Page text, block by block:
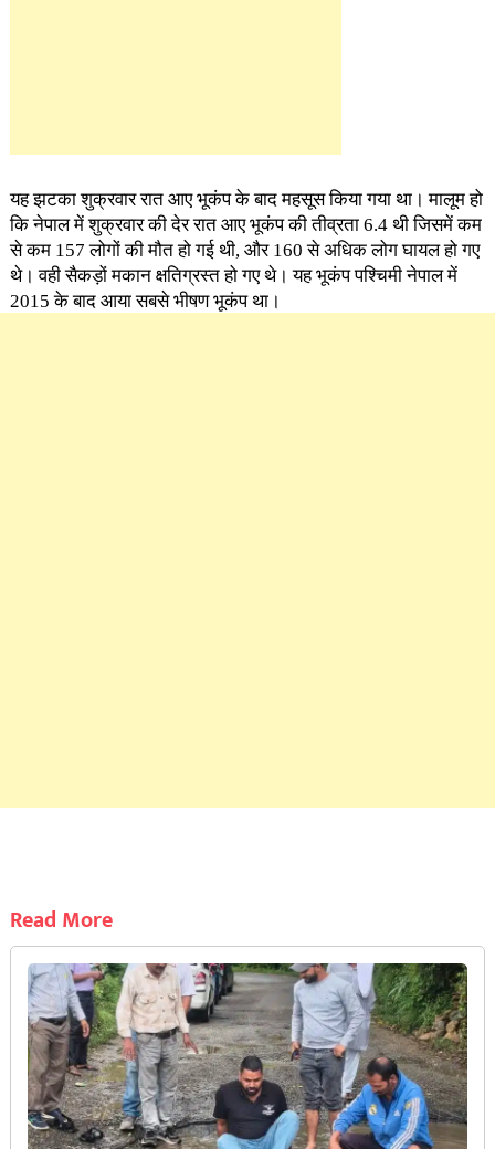
यह झटका शुक्रवार रात आए भूकंप के बाद महसूस किया गया था। मालूम हो
कि नेपाल में शुक्रवार की देर रात आए भूकंप की तीव्रता 6.4 थी जिसमें कम
से कम 157 लोगों की मौत हो गई थी, और 160 से अधिक लोग घायल हो गए
थे। वही सैकड़ों मकान क्षतिग्रस्त हो गए थे। यह भूकंप पश्चिमी नेपाल में
2015 के बाद आया सबसे भीषण भूकंप था।
Read More